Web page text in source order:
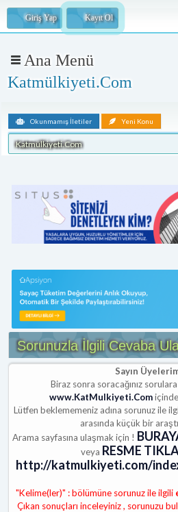
Giriş Yap Kayıt Ol
Ana Menü
Katmülkiyeti.Com
Okunmamış İletiler Yeni Konu
Katmülkiyeti.Com
Sorunuzla İlgili Cevaba
Sayın
Biraz sonra soracağınız
www.KatMulkiyeti.Com
Lütfen beklememeniz adına sorunuz ile
arasında küçük bir
Arama sayfasına ulaşmak için !
veya RESME
http://katmulkiyeti.com/
"Kelime(ler)" : bölümüne sorunuz ile ilgili
Çıkan sonuçları inceleyiniz , sorunuzu